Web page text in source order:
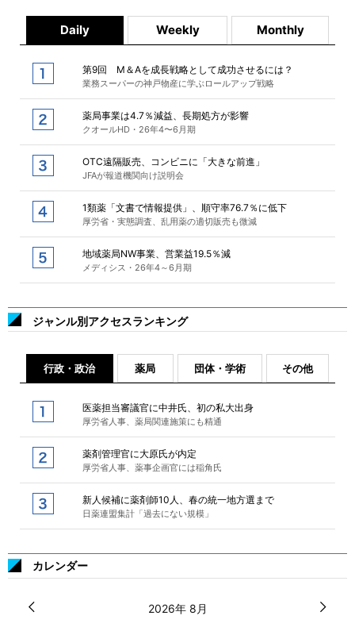
Daily Weekly Monthly
第9回 M＆Aを成長戦略として成功させるには？
業務スーパーの神戸物産に学ぶロールアップ戦略
薬局事業は4.7％減益、長期処方が影響
クオールHD・26年4〜6月期
OTC遠隔販売、コンビニに「大きな前進」
JFAが報道機関向け説明会
1類薬「文書で情報提供」、順守率76.7％に低下
厚労省・実態調査、乱用薬の適切販売も微減
地域薬局NW事業、営業益19.5％減
メディシス・26年4～6月期
ジャンル別アクセスランキング
行政・政治 薬局 団体・学術 その他
医薬担当審議官に中井氏、初の私大出身
厚労省人事、薬局関連施策にも精通
薬剤管理官に大原氏が内定
厚労省人事、薬事企画官には稲角氏
新人候補に薬剤師10人、春の統一地方選まで
日薬連盟集計「過去にない規模」
カレンダー
2026年 8月